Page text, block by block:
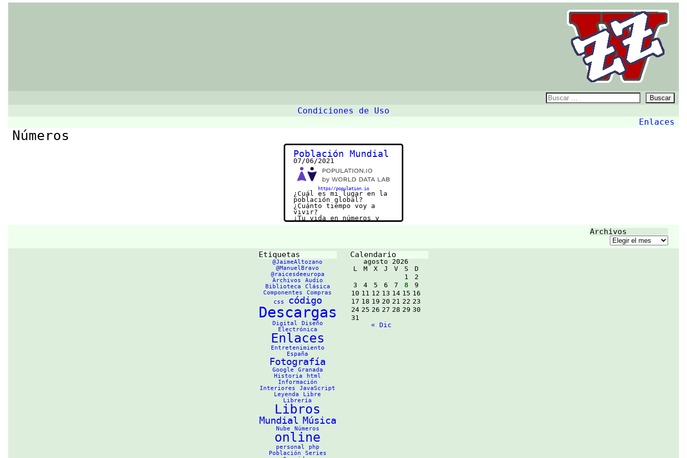
Buscar:
Condiciones de Uso
Enlaces
Números
Población Mundial
07/06/2021
https//population.io
¿Cuál es mi lugar en la
población global?
¿Cuánto tiempo voy a
vivir?
¡Tu vida en números y
fechas!
Archivos
Archivos
Etiquetas
@JaimeAltozano
@ManuelBravo
@raicesdeeuropa
Archivos
Audio
Biblioteca
Clásica
Componentes
Compras
css
código
Descargas
Digital
Diseño
Electrónica
Enlaces
Entretenimiento
España
Fotografía
Google
Granada
Historia
html
Información
Interiores
JavaScript
Leyenda
Libre
Librería
Libros
Mundial Música
Nube Números
online
personal
php
Población
Series
Calendario
agosto 2026
L
M X J V S
D
1
2
3
4 5 6 7 8
9
10 11 12 13 14 15 16
17 18 19 20 21 22 23
24 25 26 27 28 29 30
31
« Dic